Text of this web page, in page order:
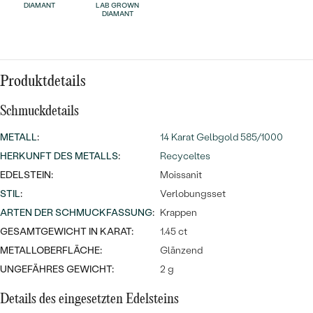
Wave Kollektion
ANSEHEN
NACH DER FARBE
MASSGEFERTIGTER
DIAMANTEN
Personalisierte
Halsketten
Ringe
DIAMANT
LAB GROWN
DIAMANT
Produktdetails
Schmuckdetails
METALL:
14 Karat Gelbgold 585/1000
HERKUNFT DES METALLS:
Recyceltes
EDELSTEIN:
Moissanit
STIL:
Verlobungsset
ARTEN DER SCHMUCKFASSUNG: Krappen
GESAMTGEWICHT IN KARAT:
1.45 ct
METALLOBERFLÄCHE:
Glänzend
UNGEFÄHRES GEWICHT:
2 g
Details des eingesetzten Edelsteins